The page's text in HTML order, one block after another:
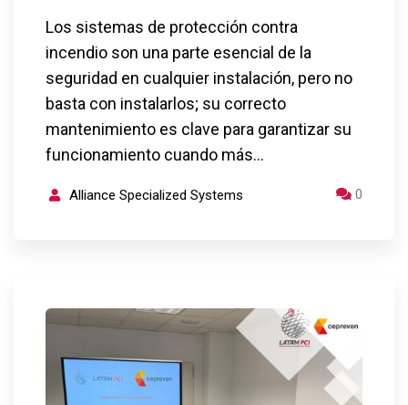
Los sistemas de protección contra
incendio son una parte esencial de la
seguridad en cualquier instalación, pero no
basta con instalarlos; su correcto
mantenimiento es clave para garantizar su
funcionamiento cuando más…
Alliance Specialized Systems 0